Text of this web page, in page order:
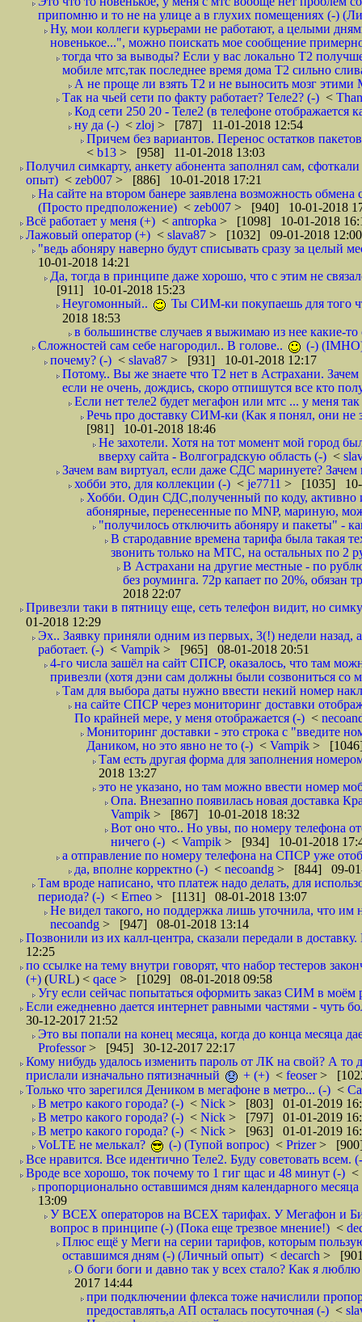
припомню и то не на улице а в глухих помещениях (-)
Ну, мои коллеги курьерами не работают, а целыми
новенькое...", можно поискать мое сообщение
тогда что за выводы? Если у вас локально Т2
мобиле мтс,так последнее время дома Т2 сильно
А не проще ли взять Т2 и не выносить мозг
Так на чьей сети по факту работает? Теле2? (-) <
Код сети 250 20 - Теле2 (в телефоне отображается
ну да (-) < zloj > [787] 11-01-2018 12:54
Причем без вариантов. Перенос остатков
< b13 > [958] 11-01-2018 13:03
Получил симкарту, анкету абонента заполнял сам,
опыт) < zeb007 > [886] 10-01-2018 17:21
На сайте на втором банере заявлена возможность
(Просто предположение) < zeb007 > [940] 10-01-2018
Всё работает у меня (+) < antropka > [1098] 10-01-2018
Лажовый оператор (+) < slava87 > [1032] 09-01-2018 12:00
"ведь абоняру наверно будут списывать сразу за целый
10-01-2018 14:21
Да, тогда в принципе даже хорошо, что с этим не
[911] 10-01-2018 15:23
Неугомонный..
Ты СИМ-ки покупаешь для того
2018 18:53
в большинстве случаев я выжимаю из нее какие-то
Сложностей сам себе нагородил.. В голове..
(-)
почему? (-) < slava87 > [931] 10-01-2018 12:17
Потому.. Вы же знаете что Т2 нет в Астрахани.
если не очень, дождись, скоро отпишутся все кто
Если нет теле2 будет мегафон или мтс ... у меня
Речь про доставку СИМ-ки (Как я понял, они не
[981] 10-01-2018 18:46
Не захотели. Хотя на тот момент мой город
вверху сайта - Волгоградскую область (-) <
Зачем вам виртуал, если даже СДС маринуете?
хобби это, для коллекции (-) < je7711 > [1035] 10-
Хобби. Один СДС,полученный по коду, активно
абонярные, перенесенные по MNP, мариную,
"получилось отключить абоняру и пакеты" -
В стародавние времена тарифа была такая
звонить только на МТС, на остальных по 2
В Астрахани на другие местные - по
без роуминга. 72р капает по 20%, обязан
2018 22:07
Привезли таки в пятницу еще, сеть телефон видит, но
01-2018 12:29
Эх.. Заявку приняли одним из первых, 3(!) недели назад,
работает. (-) < Vampik > [965] 08-01-2018 20:51
4-го числа зашёл на сайт СПСР, оказалось, что там
привезли (хотя дэни сам должны были созвониться со
Там для выбора даты нужно ввести некий номер
на сайте СПСР через мониторинг доставки
По крайней мере, у меня отображается (-) <
Мониторинг доставки - это строка с "введите
Даником, но это явно не то (-) < Vampik >
Там есть другая форма для заполнения
2018 13:27
это не указано, но там можно ввести номер
Опа. Внезапно появилась новая доставка
Vampik > [867] 10-01-2018 18:32
Вот оно что.. Но увы, по номеру телефона
ничего (-) < Vampik > [934] 10-01-2018
а отправление по номеру телефона на СПСР уже
да, вполне корректно (-) < necoandg > [844] 09-01-
Там вроде написано, что платеж надо делать, для
периода? (-) < Erneo > [1131] 08-01-2018 13:07
Не видел такого, но поддержка лишь уточнила, что
necoandg > [947] 08-01-2018 13:14
Позвонили из их калл-центра, сказали передали в
12:25
по ссылке на тему внутри говорят, что набор тестеров
(+) (URL) < qace > [1029] 08-01-2018 09:58
Угу если сейчас попытаться оформить заказ СИМ в моём
Если ежедневно дается интернет равными частями - чуть
30-12-2017 21:52
Это вы попали на конец месяца, когда до конца месяца
Professor> [945] 30-12-2017 22:17
Кому нибудь удалось изменить пароль от ЛК на свой? А то
прислали изначально пятизначный
+ (+) < feoser>
Только что зарегился Деником в мегафоне в метро... (-) <
В метро какого города? (-) < Nick > [803] 01-01-2019
В метро какого города? (-) < Nick > [797] 01-01-2019
В метро какого города? (-) < Nick > [963] 01-01-2019
VoLTE не мелькал?
(-) (Тупой вопрос) < Prizer>
Все нравится. Все идентично Теле2. Буду советовать всем.
Вроде все хорошо, ток почему то 1 гиг щас и 48 минут (-) <
пропорционально оставшимся дням календарного
13:09
У ВСЕХ операторов на ВСЕХ тарифах. У Мегафон и Би
вопрос в принципе (-) (Пока еще трезвое мнение!) <
Плюс ещё у Меги на серии тарифов, которым
оставшимся дням (-) (Личный опыт) < decarch >
О боги боги и давно так у всех стало? Как я
2017 14:44
при подключении флекса тоже начислили
предоставлять,а АП осталась посуточная (-) <